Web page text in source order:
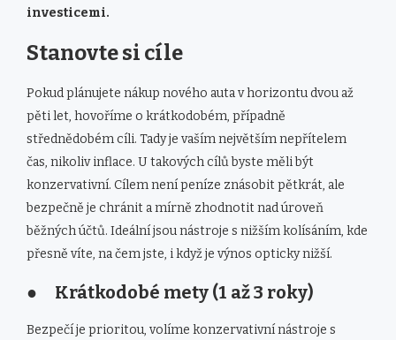
investicemi.
Stanovte si cíle
Pokud plánujete nákup nového auta v horizontu dvou až
pěti let, hovoříme o krátkodobém, případně
střednědobém cíli. Tady je vaším největším nepřítelem
čas, nikoliv inflace. U takových cílů byste měli být
konzervativní. Cílem není peníze znásobit pětkrát, ale
bezpečně je chránit a mírně zhodnotit nad úroveň
běžných účtů. Ideální jsou nástroje s nižším kolísáním, kde
přesně víte, na čem jste, i když je výnos opticky nižší.
● Krátkodobé mety (1 až 3 roky)
Bezpečí je prioritou, volíme konzervativní nástroje s